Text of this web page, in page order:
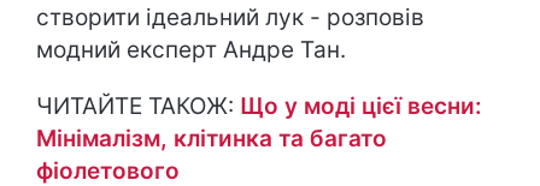
створити ідеальний лук - розповів
модний експерт Андре Тан.
ЧИТАЙТЕ ТАКОЖ: Що у моді цієї весни:
Мінімалізм, клітинка та багато
фіолетового